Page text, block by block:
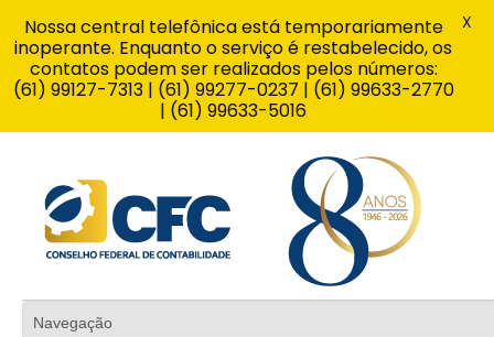
Nossa central telefônica está temporariamente
inoperante. Enquanto o serviço é restabelecido, os
contatos podem ser realizados pelos números:
(61) 99127-7313 | (61) 99277-0237 | (61) 99633-2770
| (61) 99633-5016
X